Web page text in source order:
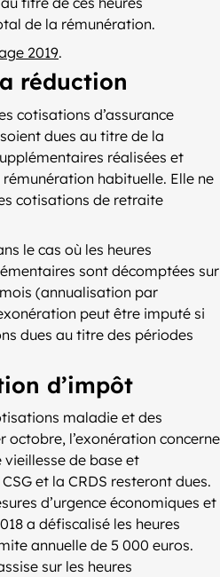
de la rémunération.
2019.
réduction
cotisations d’assurance
dues au titre de la
réalisées et
habituelle. Elle ne
cotisations de retraite
le cas où les heures
sont décomptées sur
(annualisation par
peut être imputé si
dues au titre des périodes
d’impôt
maladie et des
octobre, l’exonération concerne
vieillesse de base et
et la CRDS resteront dues.
d’urgence économiques et
a défiscalisé les heures
annuelle de 5 000 euros.
sur les heures